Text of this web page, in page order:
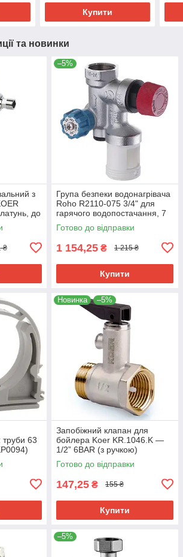
Купити
та новинки
з
до
₴
–5%
Група безпеки водонагрівача
Roho R2110-075 3/4" для
гарячого водопостачання, 7
бар (RO0163)
Готово до відправки
1 154,25 ₴ 1 215 ₴
Купити
труби 63
Новинка –5%
Запобіжний клапан для
бойлера Koer KR.1046.K —
1/2” 6BAR (з ручкою)
(KR4764)
Готово до відправки
147,25 ₴ 155 ₴
Купити
–5%